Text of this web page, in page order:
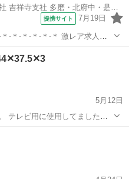
提携サイト 7月19日
自動車を運転できる方優遇◎
-＊-＊-＊ ...
5月12日
ろしくおねがいします。 #回